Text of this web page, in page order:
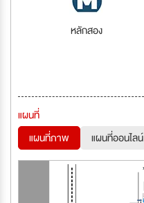
หลักสอง
แผนที่
แผนที่ภาพ
แผนที่ออนไลน์